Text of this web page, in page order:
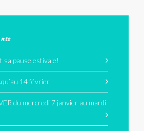
sa pause estivale!
14 février
du mercredi 7 janvier au mardi